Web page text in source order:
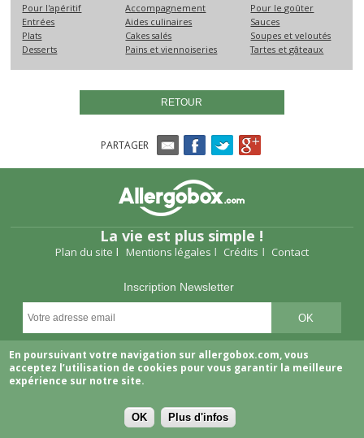
Pour l'apéritif
Accompagnement
Pour le goûter
Entrées
Aides culinaires
Sauces
Plats
Cakes salés
Soupes et veloutés
Desserts
Pains et viennoiseries Tartes et gâteaux
RETOUR
PARTAGER
La vie est plus simple !
Plan du site Mentions légales Crédits Contact
Inscription Newsletter
Suivez-nous
Copyright © 2026 Allergobox
En poursuivant votre navigation sur allergobox.com, vous
acceptez l’utilisation de cookies pour vous garantir la meilleure
expérience sur notre site.
OK Plus d'infos